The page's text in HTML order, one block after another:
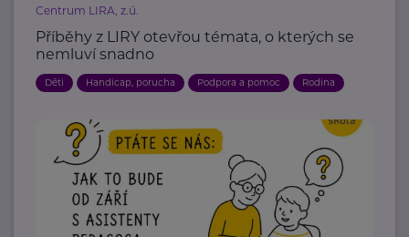
Centrum LIRA, z.ú.
Příběhy z LIRY otevřou témata, o kterých se
nemluví snadno
Děti Handicap, porucha Podpora a pomoc Rodina